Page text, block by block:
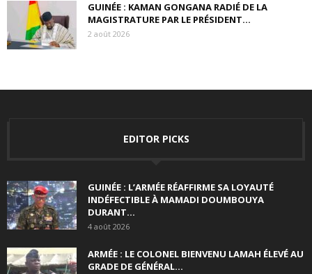
GUINÉE : KAMAN GONGANA RADIÉ DE LA
MAGISTRATURE PAR LE PRÉSIDENT...
2 août 2026
EDITOR PICKS
GUINÉE : L’ARMÉE RÉAFFIRME SA LOYAUTÉ
INDÉFECTIBLE À MAMADI DOUMBOUYA
DURANT...
4 août 2026
ARMÉE : LE COLONEL BIENVENU LAMAH ÉLEVÉ AU
GRADE DE GÉNÉRAL...